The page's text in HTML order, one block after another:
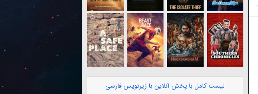
-
لیست کامل با پخش آنلاین با زیرنویس فارسی